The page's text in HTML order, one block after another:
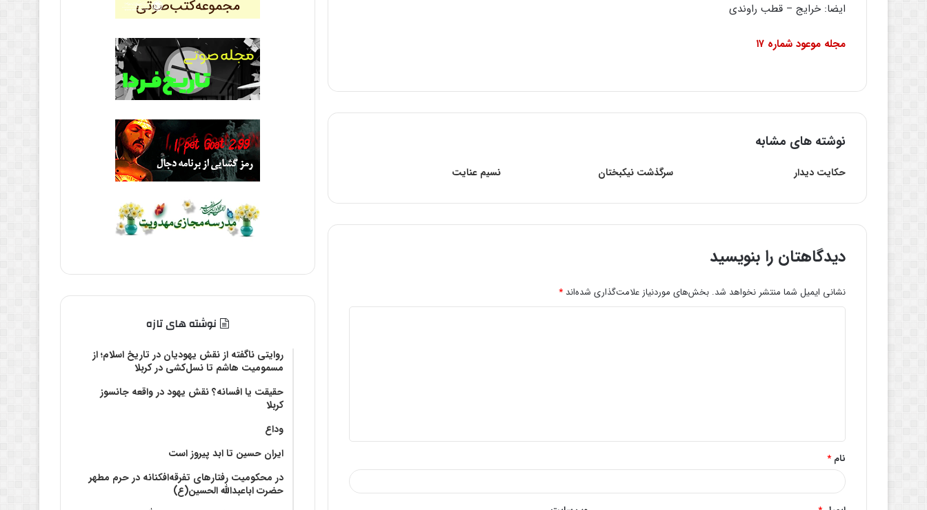
ایضا: خرایج – قطب راوندى
مجله موعود شماره ۱۷
نوشته های مشابه
حکایت دیدار سرگذشت نیکبختان نسیم عنایت
دیدگاهتان را بنویسید
نشانی ایمیل شما منتشر نخواهد شد. بخش‌های موردنیاز علامت‌گذاری شده‌اند *
*
نام *
نوشته های تازه
روایتی ناگفته از نقش یهودیان در تاریخ اسلام؛ از
مسمومیت هاشم تا نسل‌کشی در کربلا
حقیقت یا افسانه؟‌ نقش یهود در واقعه جانسوز
کربلا
وداع
ایران حسین تا ابد پیروز است
در محکومیت رفتارهای تفرقه‌افکنانه در حرم مطهر
حضرت اباعبدالله الحسین(ع)